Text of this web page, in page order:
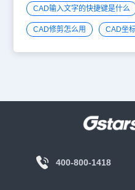
CAD输入文字的快捷键是什么
CAD修剪怎么用 CAD坐
400-800-1418